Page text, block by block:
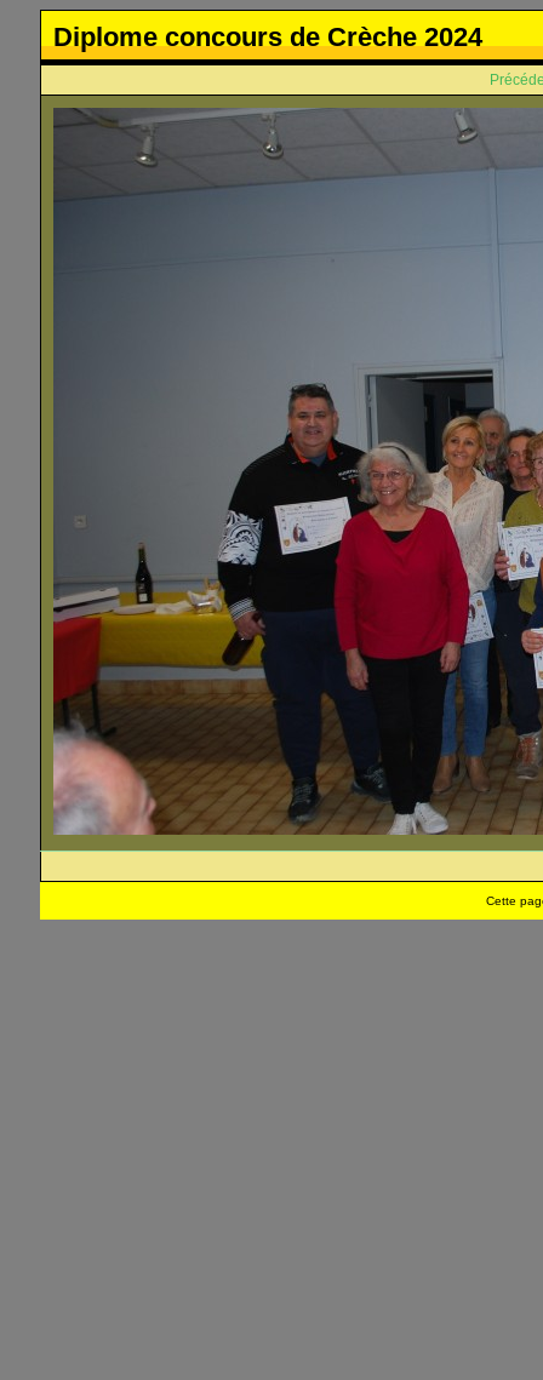
Diplome concours de Crèche 2024
Cette